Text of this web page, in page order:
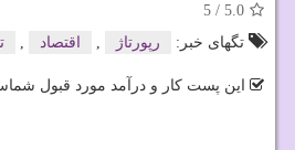
5.0
/
5
تگهای خبر:
رپورتاژ اقتصاد
این پست کار و درآمد مورد قبول